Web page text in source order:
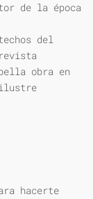
de la época
del
obra en
hacerte